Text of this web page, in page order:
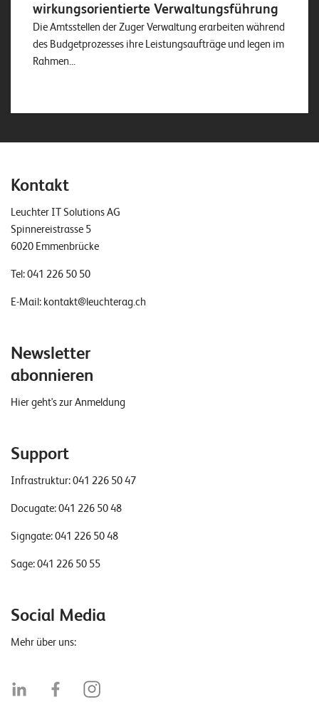
wirkungsorientierte Verwaltungsführung
Die Amtsstellen der Zuger Verwaltung erarbeiten während
des Budgetprozesses ihre Leistungsaufträge und legen im
Rahmen...
Kontakt
Leuchter IT Solutions AG
Spinnereistrasse 5
6020 Emmenbrücke
Tel:041 226 50 50
E-Mail: kontakt@leuchterag.ch
Newsletter
abonnieren
Hier geht's zur Anmeldung
Support
Infrastruktur:041 226 50 47
Docugate:041 226 50 48
Signgate:041 226 50 48
Sage:041 226 50 55
Social Media
Mehr über uns: